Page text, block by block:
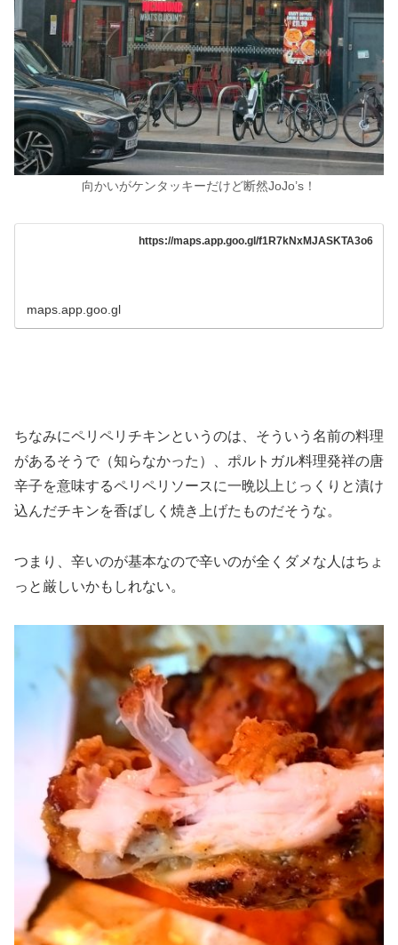
向かいがケンタッキーだけど断然JoJo’s！
https://maps.app.goo.gl/f1R7kNxMJASKTA3o6
maps.app.goo.gl
ちなみにペリペリチキンというのは、そういう名前の料理
があるそうで（知らなかった）、ポルトガル料理発祥の唐
辛子を意味するペリペリソースに一晩以上じっくりと漬け
込んだチキンを香ばしく焼き上げたものだそうな。
つまり、辛いのが基本なので辛いのが全くダメな人はちょ
っと厳しいかもしれない。